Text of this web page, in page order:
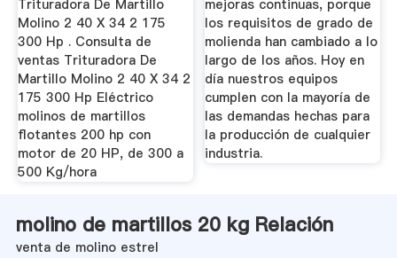
Trituradora De Martillo
Molino 2 40 X 34 2 175
300 Hp . Consulta de
ventas Trituradora De
Martillo Molino 2 40 X 34 2
175 300 Hp Eléctrico
molinos de martillos
flotantes 200 hp con
motor de 20 HP, de 300 a
500 Kg/hora
mejoras continuas, porque
los requisitos de grado de
molienda han cambiado a lo
largo de los años. Hoy en
día nuestros equipos
cumplen con la mayoría de
las demandas hechas para
la producción de cualquier
industria.
molino de martillos 20 kg Relación
venta de molino estrel